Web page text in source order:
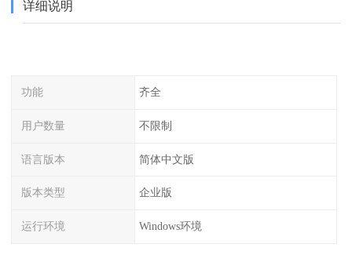
详细说明
功能 齐全
用户数量 不限制
语言版本 简体中文版
版本类型 企业版
运行环境 Windows环境